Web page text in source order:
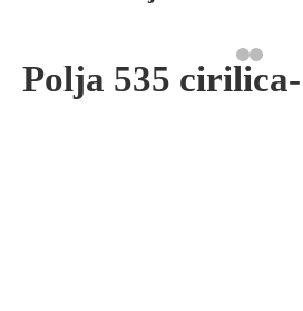
Polja 535